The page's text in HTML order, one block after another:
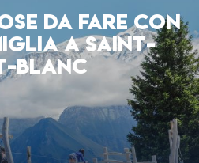
DA FARE CON
A SAINT-
BLANC